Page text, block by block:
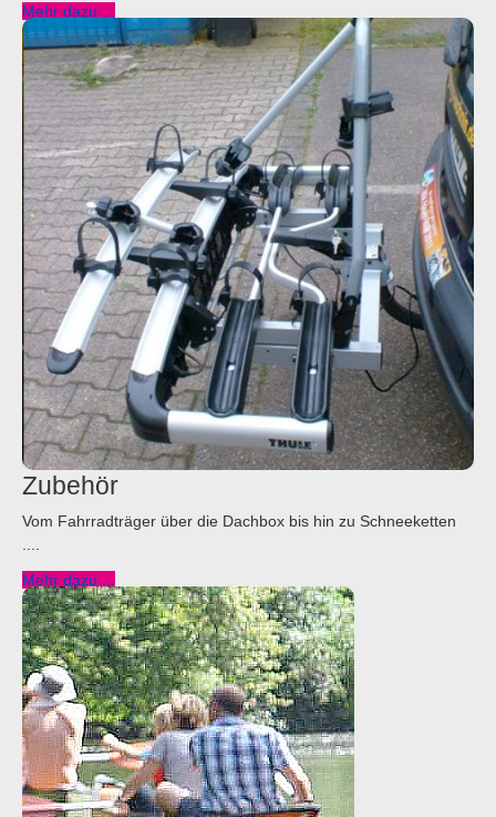
Mehr dazu ...
Zubehör
Vom Fahrradträger über die Dachbox bis hin zu Schneeketten
Mehr dazu ...